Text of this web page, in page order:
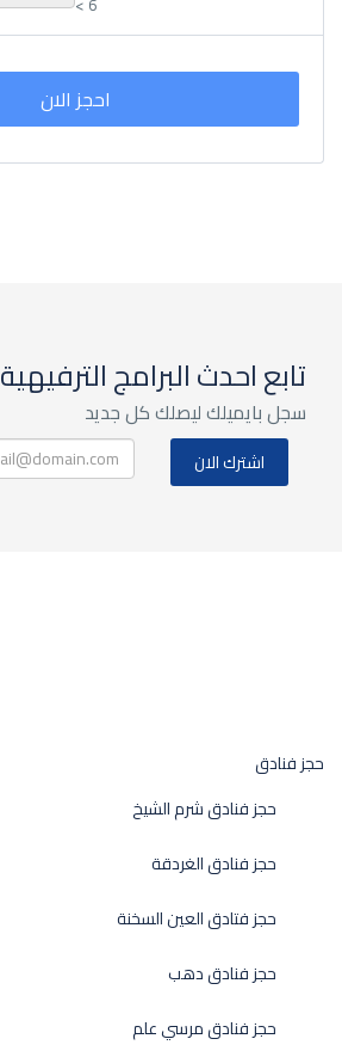
احجز الان
تابع احدث البرامج الترفيهية
سجل بايميلك ليصلك كل جديد
حجز فنادق
حجز فنادق شرم الشيخ
حجز فنادق الغردقة
حجز فتادق العين السخنة
حجز فنادق دهب
حجز فنادق مرسي علم